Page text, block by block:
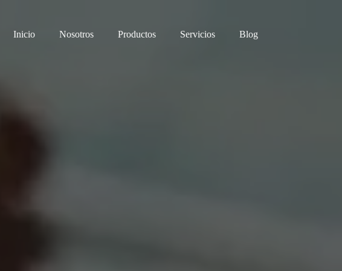
Inicio Nosotros Productos Servicios Blog